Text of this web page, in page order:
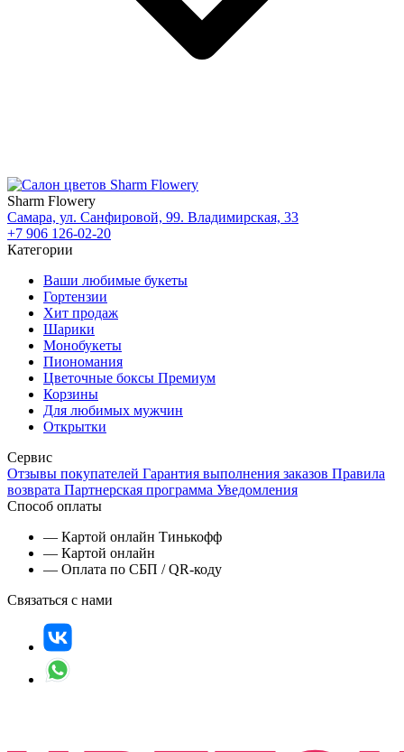
Sharm Flowery
Самара, ул. Санфировой, 99. Владимирская, 33
+7 906 126-02-20
Категории
Ваши любимые букеты
Гортензии
Хит продаж
Шарики
Монобукеты
Пиономания
Цветочные боксы Премиум
Корзины
Для любимых мужчин
Открытки
Сервис
Отзывы покупателей Гарантия выполнения заказов Правила
возврата Партнерская программа Уведомления
Способ оплаты
— Картой онлайн Тинькофф
— Картой онлайн
— Оплата по СБП / QR-коду
Связаться с нами